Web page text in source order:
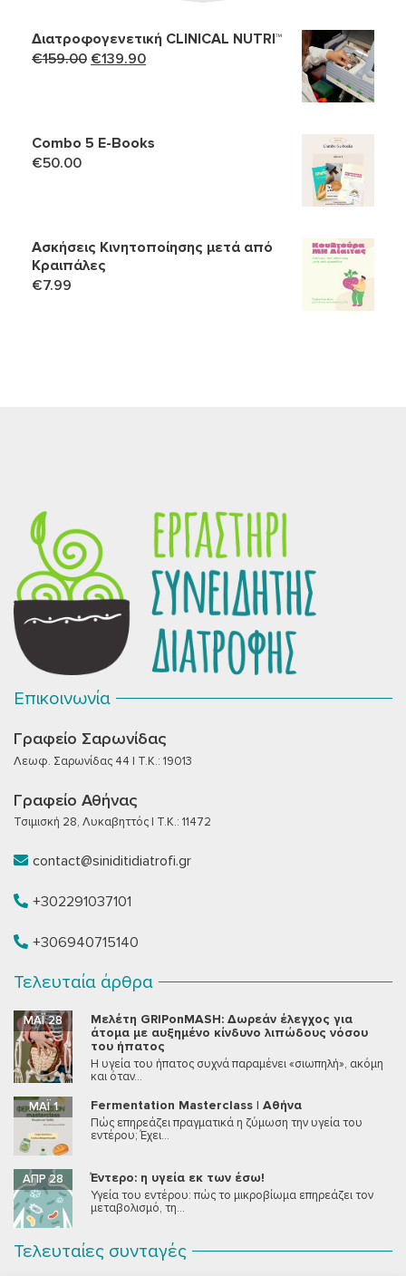
Διατροφογενετική CLINICAL NUTRI™
€159.00 Original
€139.90Η
€139.90.
Combo 5 Ε-Books
€50.00
Ασκήσεις Κινητοποίησης μετά από
Κραιπάλες
€7.99
Επικοινωνία
Γραφείο Σαρωνίδας
Λεωφ. Σαρωνίδας 44 | T.K.: 19013
Γραφείο Αθήνας
Τσιμισκή 28, Λυκαβηττός | T.K.: 11472
contact@siniditidiatrofi.gr
+302291037101
+306940715140
Τελευταία άρθρα
Μελέτη GRIPonMASH: Δωρεάν έλεγχος για
άτομα με αυξημένο κίνδυνο λιπώδους νόσου
του ήπατος
ΜΆΙ 28
Η υγεία του ήπατος συχνά παραμένει «σιωπηλή», ακόμη
και όταν...
Fermentation Masterclass | Αθήνα
ΜΆΙ 1
Πώς επηρεάζει πραγματικά η ζύμωση την υγεία του
εντέρου; Έχει...
Έντερο: η υγεία εκ των έσω!
ΑΠΡ 28
Υγεία του εντέρου: πώς το μικροβίωμα επηρεάζει τον
μεταβολισμό, τη...
Τελευταίες συνταγές